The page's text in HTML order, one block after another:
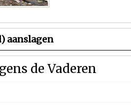
aanslagen
de Vaderen